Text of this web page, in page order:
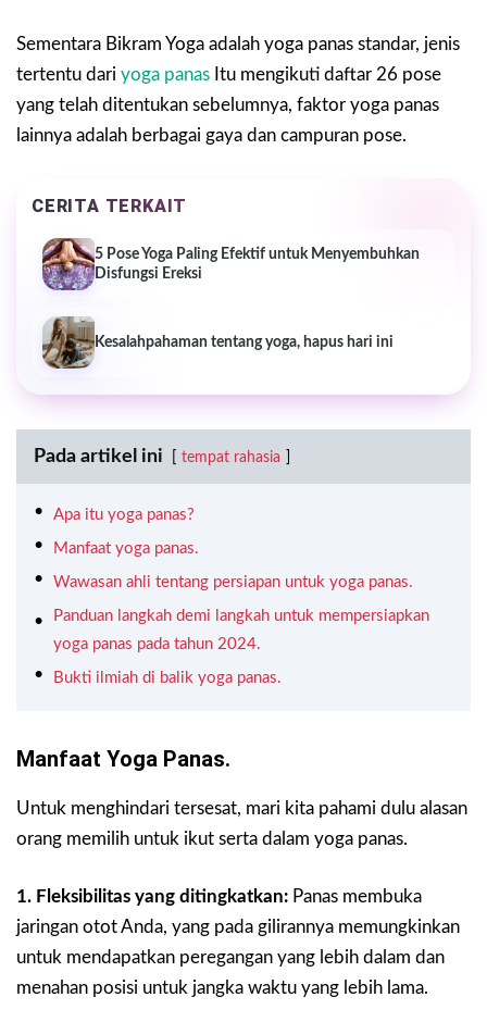
Sementara Bikram Yoga adalah yoga panas standar, jenis
tertentu dari yoga panas Itu mengikuti daftar 26 pose
yang telah ditentukan sebelumnya, faktor yoga panas
lainnya adalah berbagai gaya dan campuran pose.
CERITA TERKAIT
5 Pose Yoga Paling Efektif untuk Menyembuhkan
Disfungsi Ereksi
Kesalahpahaman tentang yoga, hapus hari ini
Pada artikel ini tempat rahasia
Apa itu yoga panas?
Manfaat yoga panas.
Wawasan ahli tentang persiapan untuk yoga panas.
Panduan langkah demi langkah untuk mempersiapkan
yoga panas pada tahun 2024.
Bukti ilmiah di balik yoga panas.
Manfaat Yoga Panas.
Untuk menghindari tersesat, mari kita pahami dulu alasan
orang memilih untuk ikut serta dalam yoga panas.
1. Fleksibilitas yang ditingkatkan: Panas membuka
jaringan otot Anda, yang pada gilirannya memungkinkan
untuk mendapatkan peregangan yang lebih dalam dan
menahan posisi untuk jangka waktu yang lebih lama.